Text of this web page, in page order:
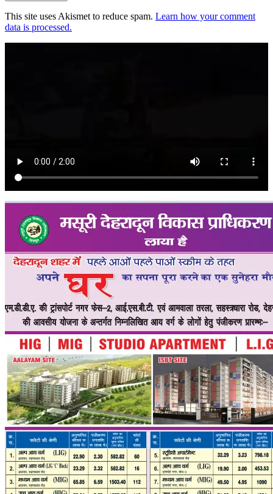
This site uses Akismet to reduce spam. Learn how your comment
data is processed.